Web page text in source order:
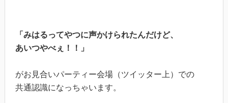
「みはるってやつに声かけられたんだけど、
あいつやべぇ！！」
がお見合いパーティー会場（ツイッター上）での
共通認識になっちゃいます。